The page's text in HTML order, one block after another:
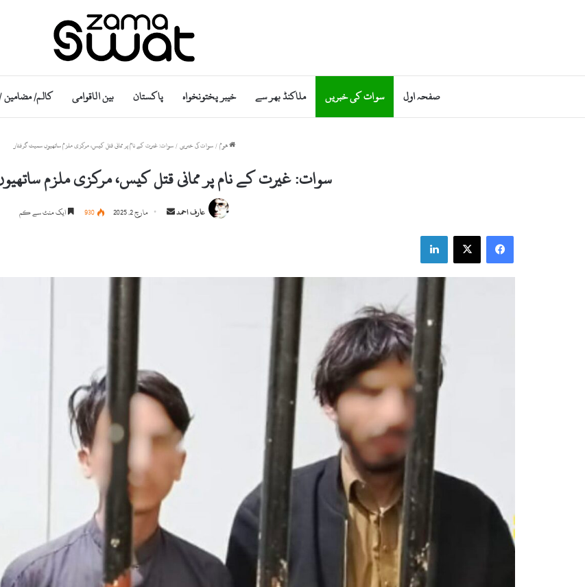
صفحہ اول سوات کی خبریں ملاکنڈ بھر سے خیبر پختونخواہ پاکستان بین الاقوامی کالم/
ھوم / سوات کی خبریں / سوات: غیرت کے نام پر ممانی قتل کیس، مرکزی ملزم ساتھیوں سمیت گرفتار
سوات: غیرت کے نام پر ممانی قتل کیس، مرکزی ملزم
عارف احمد
Send مارچ 2, 2025 930 ایک منٹ سے کم
Facebook
X
LinkedIn